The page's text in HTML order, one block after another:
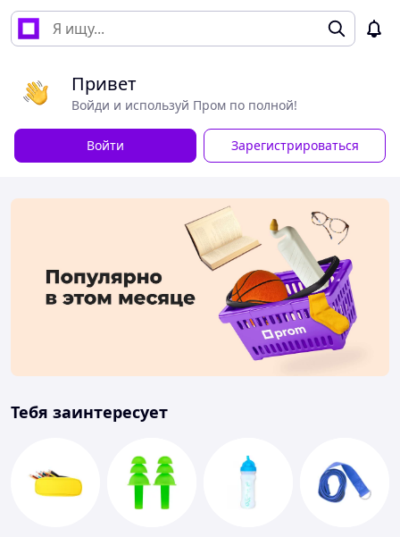
Привет
Войди и используй Пром по полной!
Войти Зарегистрироваться
Тебя заинтересует